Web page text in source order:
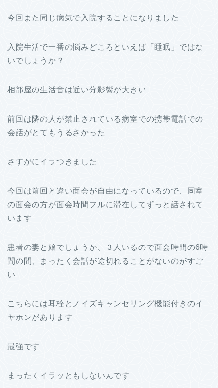
今回また同じ病気で入院することになりました
入院生活で一番の悩みどころといえば「睡眠」ではな
いでしょうか？
相部屋の生活音は近い分影響が大きい
前回は隣の人が禁止されている病室での携帯電話での
会話がとてもうるさかった
さすがにイラつきました
今回は前回と違い面会が自由になっているので、同室
の面会の方が面会時間フルに滞在してずっと話されて
います
患者の妻と娘でしょうか、３人いるので面会時間の6時
間の間、まったく会話が途切れることがないのがすご
い
こちらには耳栓とノイズキャンセリング機能付きのイ
ヤホンがあります
最強です
まったくイラッともしないんです